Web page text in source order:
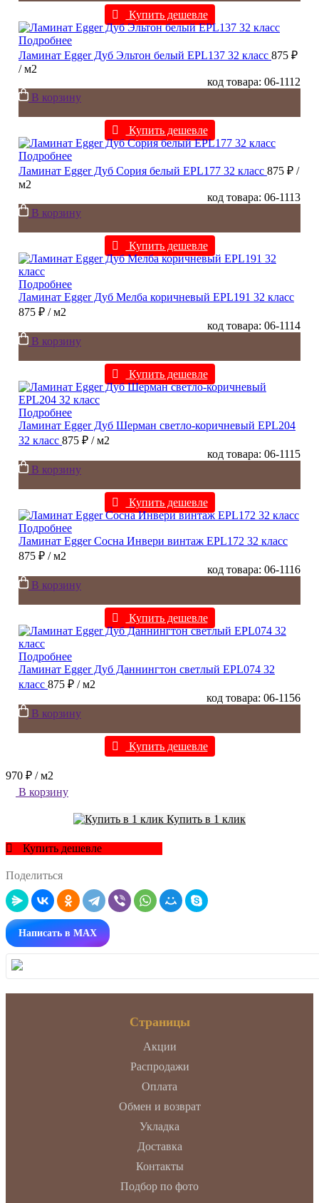
Купить дешевле
Подробнее
Ламинат Egger Дуб Эльтон белый EPL137 32 класс 875 ₽
/ м2
код товара: 06-1112
В корзину
Купить дешевле
Подробнее
Ламинат Egger Дуб Сория белый EPL177 32 класс 875 ₽ /
м2
код товара: 06-1113
В корзину
Купить дешевле
Подробнее
Ламинат Egger Дуб Мелба коричневый EPL191 32 класс
875 ₽ / м2
код товара: 06-1114
В корзину
Купить дешевле
Подробнее
Ламинат Egger Дуб Шерман светло-коричневый EPL204
32 класс 875 ₽ / м2
код товара: 06-1115
В корзину
Купить дешевле
Подробнее
Ламинат Egger Сосна Инвери винтаж EPL172 32 класс
875 ₽ / м2
код товара: 06-1116
В корзину
Купить дешевле
Подробнее
Ламинат Egger Дуб Даннингтон светлый EPL074 32
класс 875 ₽ / м2
код товара: 06-1156
В корзину
Купить дешевле
970 ₽ / м2
В корзину
Купить в 1 клик
Купить дешевле
Поделиться
Написать в MAX
Страницы
Акции
Распродажи
Оплата
Обмен и возврат
Укладка
Доставка
Контакты
Подбор по фото